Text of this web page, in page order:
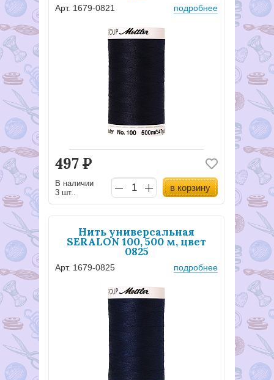
Арт. 1679-0821 подробнее
497Р
В наличии
3 шт..
в корзину
Нить универсальная
SERALON 100, 500 м, цвет
0825
Арт. 1679-0825 подробнее